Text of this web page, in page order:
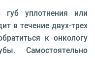
уплотнения или
в течение двух-трех
к онкологу
Самостоятельно